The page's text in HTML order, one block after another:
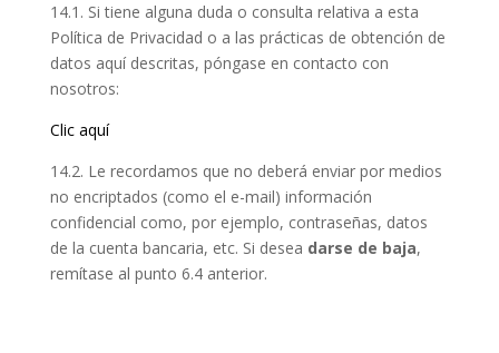
14.1. Si tiene alguna duda o consulta relativa a esta
Política de Privacidad o a las prácticas de obtención de
datos aquí descritas, póngase en contacto con
nosotros:
Clic aquí
14.2. Le recordamos que no deberá enviar por medios
no encriptados (como el e-mail) información
confidencial como, por ejemplo, contraseñas, datos
de la cuenta bancaria, etc. Si desea darse de baja,
remítase al punto 6.4 anterior.